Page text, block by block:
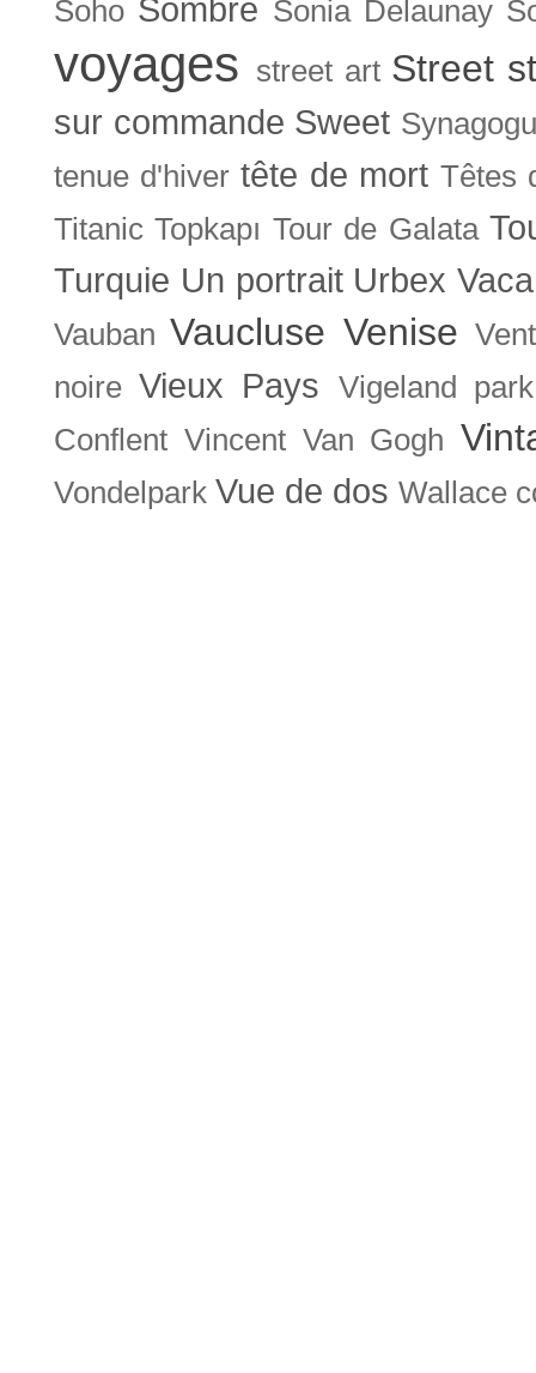
Soho Sombre Sonia Delaunay
voyages street art Street
sur commande Sweet
tenue d'hiver tête de mort Têtes
Titanic Topkapı Tour de Galata
Turquie Un portrait Urbex
Vauban Vaucluse Venise
noire Vieux Pays
Vigeland park
Conflent Vincent Van Gogh
Vondelpark Vue de dos Wallace